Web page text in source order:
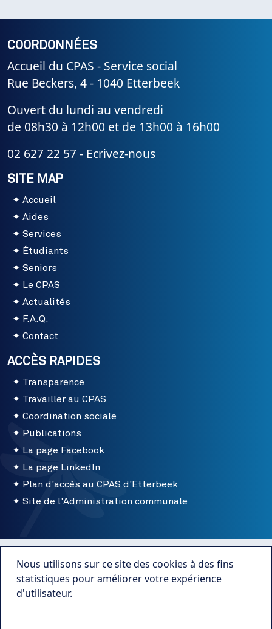
COORDONNÉES
Accueil du CPAS - Service social
Rue Beckers, 4 - 1040 Etterbeek
Ouvert du lundi au vendredi
de 08h30 à 12h00 et de 13h00 à 16h00
02 627 22 57 - Ecrivez-nous
SITE MAP
Accueil
Aides
Services
Étudiants
Seniors
Le CPAS
Actualités
F.A.Q.
Contact
ACCÈS RAPIDES
Transparence
Travailler au CPAS
Coordination sociale
Publications
La page Facebook
La page LinkedIn
Plan d'accès au CPAS d'Etterbeek
Site de l'Administration communale
Menu bottom
Mentions légales
Nous utilisons sur ce site des cookies à des fins
statistiques pour améliorer votre expérience
d'utilisateur.